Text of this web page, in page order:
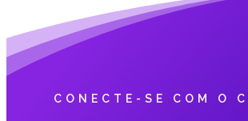
CONECTE-SE COM O